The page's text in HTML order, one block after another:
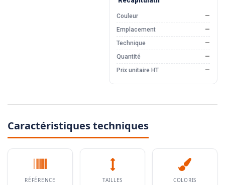
Couleur
—
Emplacement
—
Technique
—
Quantité
—
Prix unitaire HT
—
Caractéristiques techniques
RÉFÉRENCE TAILLES COLORIS